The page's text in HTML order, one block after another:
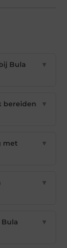
Bula
▼
bereiden
▼
met
▼
▼
▼